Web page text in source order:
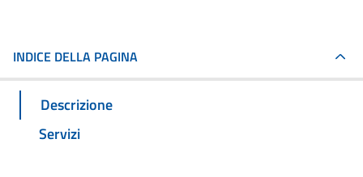
INDICE DELLA PAGINA
Descrizione
Servizi